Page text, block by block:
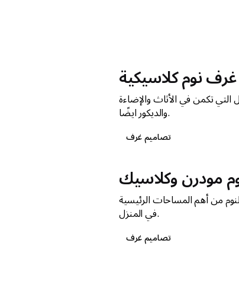
نوم كلاسيكية
التي تكمن في الأثاث والإضاءة
والديكور ايضًا.
تصاميم غرف
مودرن وكلاسيك
من أهم المساحات الرئيسية
في المنزل.
تصاميم غرف